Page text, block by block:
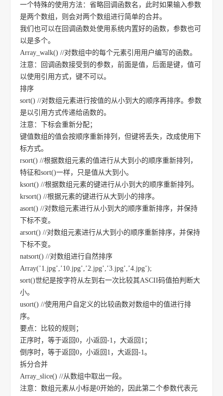
一个特殊的使用方法：省略回调函数名，此时如果输入参数
是两个数组，则会对两个数组进行简单的合并。
我们也可以在回调函数处使用系统内置好的函数，参数也可
以是多个。
Array_walk() //对数组中的每个元素引用用户编写的函数。
注意：回调函数接受到的参数，前面是值，后面是键，值可
以使用引用方式，键不可以。
排序
sort() //对数组元素进行按值的从小到大的顺序再排序。参数
是以引用方式传递给函数的。
注意：下标会重新分配；
键值数组的值会按顺序重新排列，但键将丢失，改成使用下
标方式。
rsort() //根据数组元素的值进行从大到小的顺序重新排列，
特征和sort()一样，只是值从大到小。
ksort() //根据数组元素的键进行从小到大的顺序重新排列。
krsort() //根据元素的键进行从大到小的排序。
asort() //对数组元素进行从小到大的顺序重新排序，并保持
下标不变。
arsort() //对数组元素进行从大到小的顺序重新排序，并保持
下标不变。
natsort() //对数组进行自然排序
Array(’1.jpg’,’10.jpg’,’2.jpg’,’3.jpg’,’4.jpg’);
sort()世纪是按字符从左到右一次比较其ASCII码值拍判断大
小。
usort() //使用用户自定义的比较函数对数组中的值进行排
序。
要点：比较的规则；
正序时，等于返回0，小返回-1，大返回1；
倒序时，等于返回0，小返回1，大返回-1。
拆分合并
Array_slice() //从数组中取出一段。
注意：数组元素从小标是0开始的，因此第二个参数代表元